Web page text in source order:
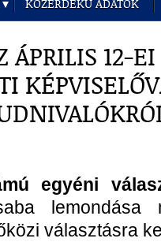
KÖZÉRDEKŰ ADATOK
ÁPRILIS 12-
egyéni
választásra